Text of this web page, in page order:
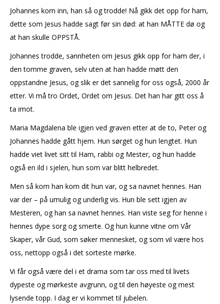
Johannes kom inn, han så og trodde! Nå gikk det opp for ham,
dette som Jesus hadde sagt før sin død: at han MÅTTE dø og
at han skulle OPPSTÅ.
Johannes trodde, sannheten om Jesus gikk opp for ham der, i
den tomme graven, selv uten at han hadde møtt den
oppstandne Jesus, og slik er det sannelig for oss også, 2000 år
etter. Vi må tro Ordet, Ordet om Jesus. Det han har gitt oss å
ta imot.
Maria Magdalena ble igjen ved graven etter at de to, Peter og
Johannes hadde gått hjem. Hun sørget og hun lengtet. Hun
hadde viet livet sitt til Ham, rabbi og Mester, og hun hadde
også en ild i sjelen, hun som var blitt helbredet.
Men så kom han kom dit hun var, og sa navnet hennes. Han
var der – på umulig og underlig vis. Hun ble sett igjen av
Mesteren, og han sa navnet hennes. Han viste seg for henne i
hennes dype sorg og smerte. Og hun kunne vitne om Vår
Skaper, vår Gud, som søker mennesket, og som vil være hos
oss, nettopp også i det sorteste mørke.
Vi får også være del i et drama som tar oss med til livets
dypeste og mørkeste avgrunn, og til den høyeste og mest
lysende topp. I dag er vi kommet til jubelen.